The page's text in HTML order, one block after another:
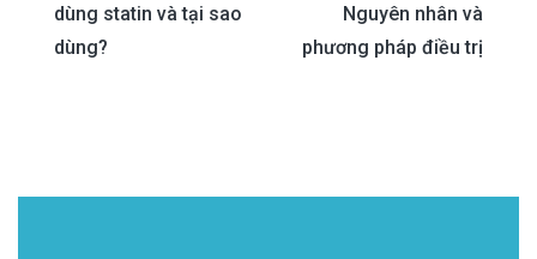
navigation
dùng statin và tại sao
dùng?
Nguyên nhân và
phương pháp điều trị